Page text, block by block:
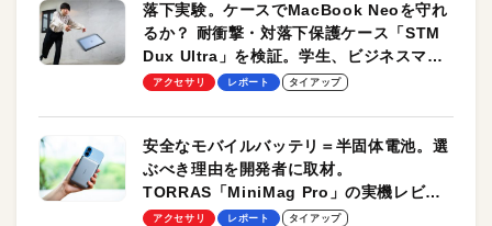
落下実験。ケースでMacBook Neoを守れ
るか？ 耐衝撃・対落下保護ケース「STM
Dux Ultra」を検証。学生、ビジネスマン
のモバイルユースに最適！
アクセサリ レポート タイアップ
安全なモバイルバッテリ＝半固体電池。選
ぶべき理由を開発者に取材。
TORRAS「MiniMag Pro」の実機レビュ
ーも
アクセサリ レポート タイアップ